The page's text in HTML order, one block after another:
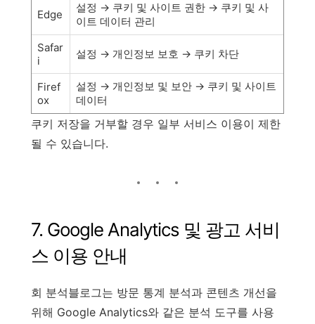
Edge
설정 → 쿠키 및 사이트 권한 → 쿠키 및 사
이트 데이터 관리
Safar
i
설정 → 개인정보 보호 → 쿠키 차단
Firef
ox
설정 → 개인정보 및 보안 → 쿠키 및 사이트
데이터
쿠키 저장을 거부할 경우 일부 서비스 이용이 제한
될 수 있습니다.
7. Google Analytics 및 광고 서비
스 이용 안내
회 분석블로그는 방문 통계 분석과 콘텐츠 개선을
위해 Google Analytics와 같은 분석 도구를 사용